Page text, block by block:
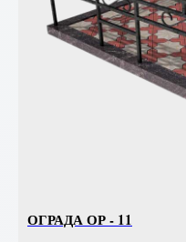
ОГРАДА ОР - 11